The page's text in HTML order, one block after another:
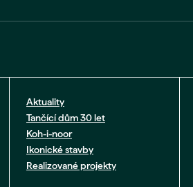
Aktuality
Tančící dům 30 let
Koh-i-noor
Ikonické stavby
Realizované projekty